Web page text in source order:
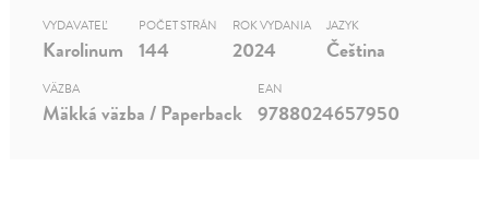
VYDAVATEĽ
Karolinum
POČET STRÁN
144
ROK VYDANIA
2024
JAZYK
Čeština
VÄZBA
Mäkká väzba / Paperback
EAN
9788024657950